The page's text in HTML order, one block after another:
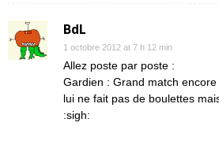
BdL
1 octobre 2012 at 7 h 12 min
Allez poste par poste :
Gardien : Grand match
lui ne fait pas de boulettes
:sigh: